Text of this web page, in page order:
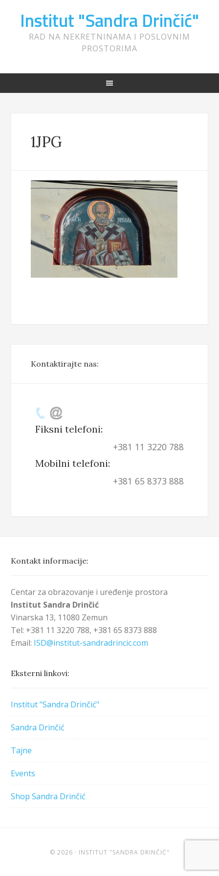
Institut "Sandra Drinčić"
RAD NA NEKRETNINAMA I POSLOVNIM
PROSTORIMA
1JPG
Kontaktirajte nas:
Fiksni telefoni:
+381 11 3220 788
Mobilni telefoni:
+381 65 8373 888
Kontakt informacije:
Centar za obrazovanje i uređenje prostora
Institut Sandra Drinčić
Vinarska 13, 11080 Zemun
Tel: +381 11 3220 788, +381 65 8373 888
Email: ISD@institut-sandradrincic.com
Eksterni linkovi:
Institut "Sandra Drinčić"
Sandra Drinčić
Tajne
Events
Shop Sandra Drinčić
© 2026 · INSTITUT "SANDRA DRINČIĆ"